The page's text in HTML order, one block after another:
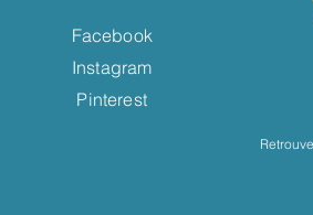
Facebook
Instagram
Pinterest